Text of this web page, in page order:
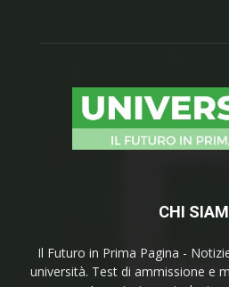
CHI
Il Futuro in Prima Pagina -
università. Test di ammissione e